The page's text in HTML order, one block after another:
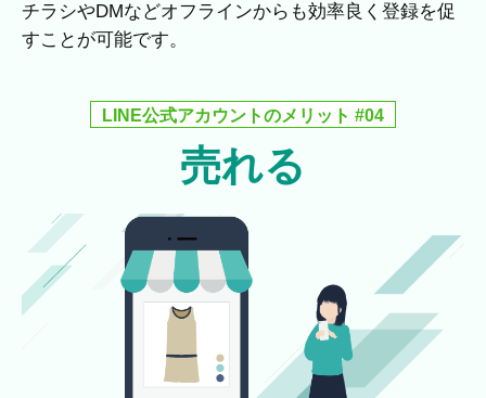
チラシやDMなどオフラインからも効率良く登録を促
すことが可能です。
LINE公式アカウントのメリット #04
売れる